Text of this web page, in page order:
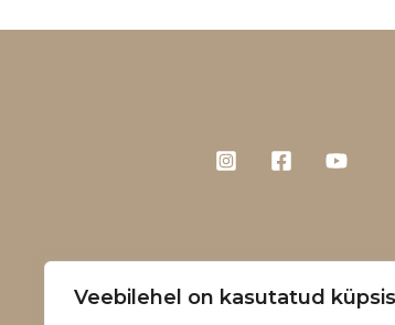
Veebilehel on kasutatud